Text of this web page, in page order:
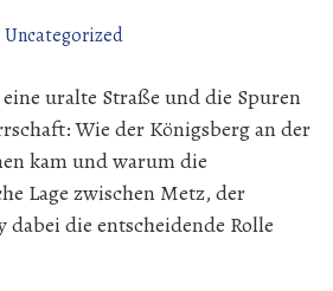
Uncategorized
uralte Straße und die Spuren
Wie der Königsberg an der
kam und warum die
Lage zwischen Metz, der
dabei die entscheidende Rolle